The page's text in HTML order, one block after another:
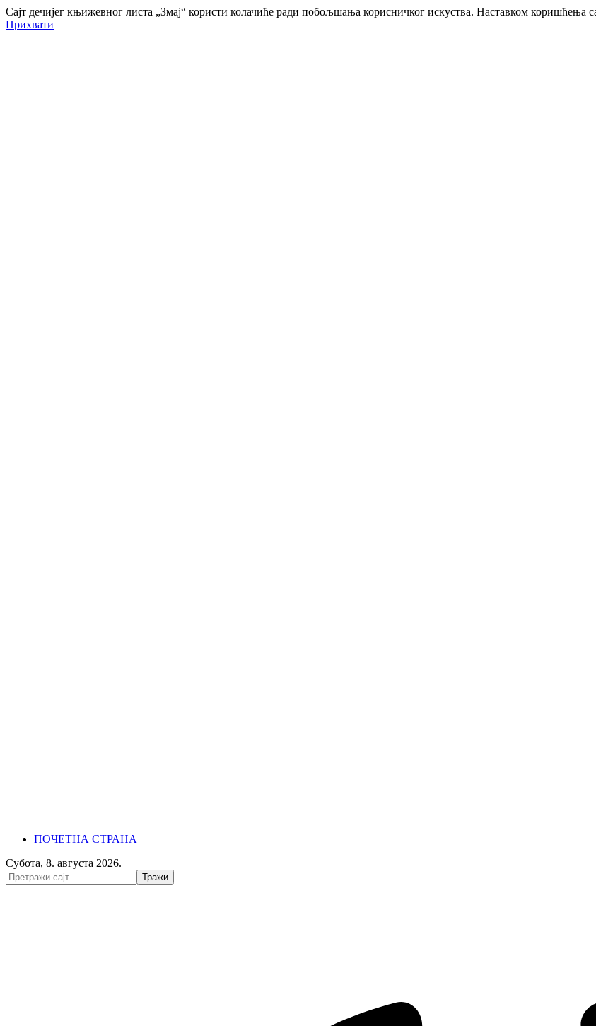
Сајт дечијег књижевног листа „Змај“ користи колачиће ради побољшања корисничког искуства. Наставком коришћења
Прихвати
ПОЧЕТНА СТРАНА
Субота, 8. августа 2026.